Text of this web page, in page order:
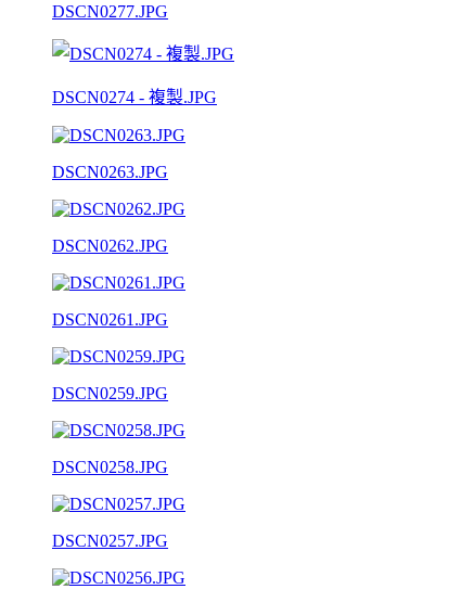
DSCN0277.JPG
DSCN0274 - 複製.JPG
DSCN0263.JPG
DSCN0262.JPG
DSCN0261.JPG
DSCN0259.JPG
DSCN0258.JPG
DSCN0257.JPG